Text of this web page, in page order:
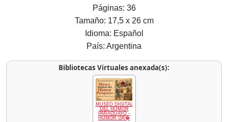
Páginas: 36
Tamaño: 17,5 x 26 cm
Idioma: Español
País: Argentina
Bibliotecas Virtuales anexada(s):
MUSEO DIGITAL
DEL HUMOR
PARAGUAYO -
HUMOR GR�